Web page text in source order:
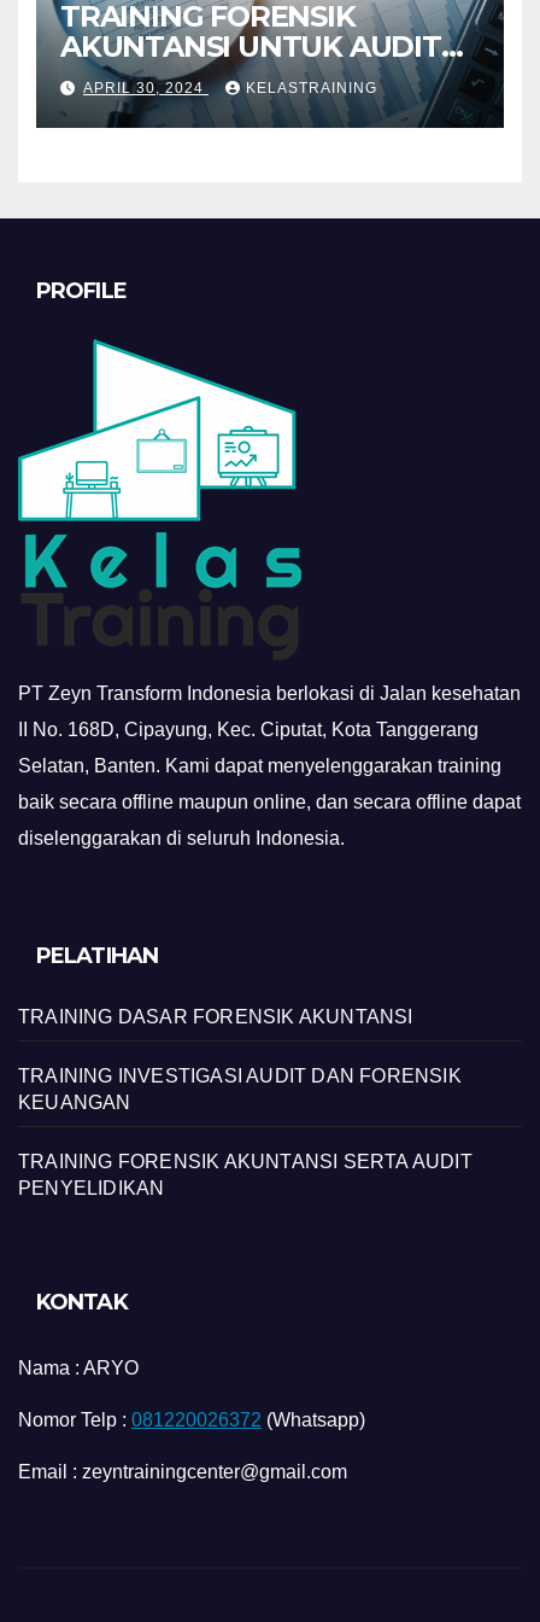
TRAINING FORENSIK
AKUNTANSI UNTUK AUDIT
INVESTIGATIF
APRIL 30, 2024 KELASTRAINING
PROFILE
PT Zeyn Transform Indonesia berlokasi di Jalan kesehatan
II No. 168D, Cipayung, Kec. Ciputat, Kota Tanggerang
Selatan, Banten. Kami dapat menyelenggarakan training
baik secara offline maupun online, dan secara offline dapat
diselenggarakan di seluruh Indonesia.
PELATIHAN
TRAINING DASAR FORENSIK AKUNTANSI
TRAINING INVESTIGASI AUDIT DAN FORENSIK
KEUANGAN
TRAINING FORENSIK AKUNTANSI SERTA AUDIT
PENYELIDIKAN
KONTAK
Nama : ARYO
Nomor Telp : 081220026372 (Whatsapp)
Email : zeyntrainingcenter@gmail.com